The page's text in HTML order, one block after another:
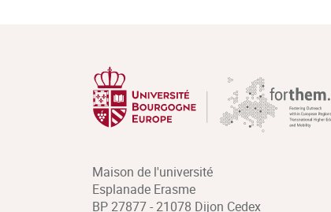
Maison de l'université
Esplanade Erasme
BP 27877 - 21078 Dijon Cedex